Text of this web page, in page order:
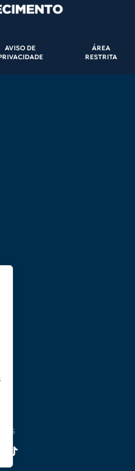
AVISO DE
ÁREA
RESTRITA